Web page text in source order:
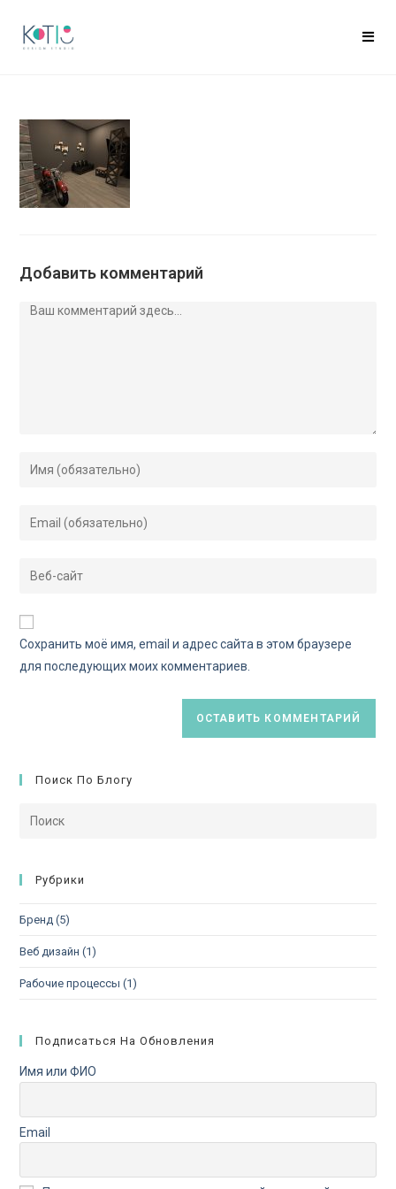
Добавить комментарий
Сохранить моё имя, email и адрес сайта в этом браузере
для последующих моих комментариев.
Поиск По Блогу
Рубрики
Бренд (5)
Веб дизайн (1)
Рабочие процессы (1)
Подписаться На Обновления
Имя или ФИО
Email